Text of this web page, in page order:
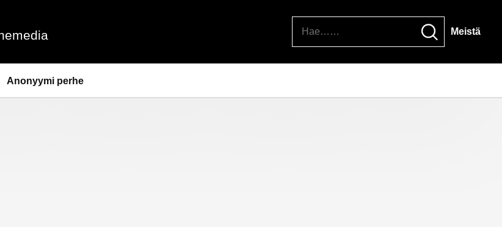
Meistä
Anonyymi perhe